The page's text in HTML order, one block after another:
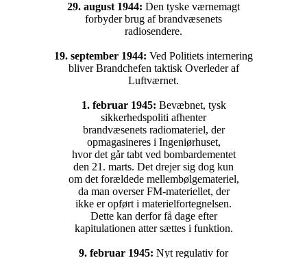
29. august 1944: Den tyske værnemagt
forbyder brug af brandvæsenets
radiosendere.
19. september 1944: Ved Politiets internering
bliver Brandchefen taktisk Overleder af
Luftværnet.
1. februar 1945: Bevæbnet, tysk
sikkerhedspoliti afhenter
brandvæsenets radiomateriel, der
opmagasineres i Ingeniørhuset,
hvor det går tabt ved bombardementet
den 21. marts. Det drejer sig dog kun
om det forældede mellembølgemateriel,
da man overser FM-materiellet, der
ikke er opført i materielfortegnelsen.
Dette kan derfor få dage efter
kapitulationen atter sættes i funktion.
9. februar 1945: Nyt regulativ for